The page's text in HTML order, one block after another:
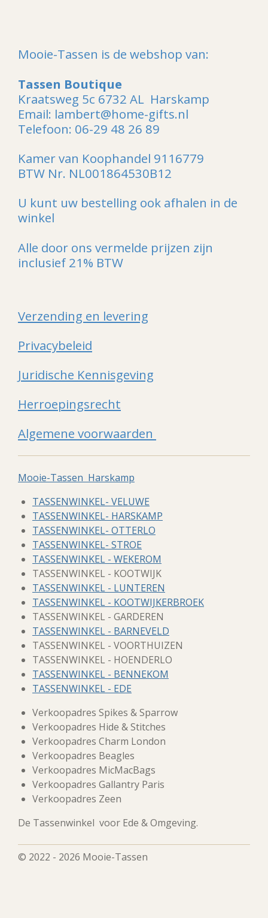
Mooie-Tassen is de webshop van:
Tassen Boutique
Kraatsweg 5c 6732 AL Harskamp
Email: lambert@home-gifts.nl
Telefoon: 06-29 48 26 89
Kamer van Koophandel 9116779
BTW Nr. NL001864530B12
U kunt uw bestelling ook afhalen in de
winkel
Alle door ons vermelde prijzen zijn
inclusief 21% BTW
Verzending en levering
Privacybeleid
Juridische Kennisgeving
Herroepingsrecht
Algemene voorwaarden
Mooie-Tassen Harskamp
TASSENWINKEL- VELUWE
TASSENWINKEL- HARSKAMP
TASSENWINKEL- OTTERLO
TASSENWINKEL- STROE
TASSENWINKEL - WEKEROM
TASSENWINKEL - KOOTWIJK
TASSENWINKEL - LUNTEREN
TASSENWINKEL - KOOTWIJKERBROEK
TASSENWINKEL - GARDEREN
TASSENWINKEL - BARNEVELD
TASSENWINKEL - VOORTHUIZEN
TASSENWINKEL - HOENDERLO
TASSENWINKEL - BENNEKOM
TASSENWINKEL - EDE
Verkoopadres Spikes & Sparrow
Verkoopadres Hide & Stitches
Verkoopadres Charm London
Verkoopadres Beagles
Verkoopadres MicMacBags
Verkoopadres Gallantry Paris
Verkoopadres Zeen
De Tassenwinkel voor Ede & Omgeving.
© 2022 - 2026 Mooie-Tassen